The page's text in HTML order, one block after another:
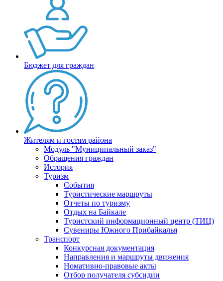
Бюджет для граждан
Жителям и гостям района
Модуль "Муниципальный заказ"
Обращения граждан
История
Туризм
События
Туристические маршруты
Отчеты по туризму
Отдых на Байкале
Туристский информационный центр (ТИЦ)
Сувениры Южного Прибайкалья
Транспорт
Конкурсная документация
Направления и маршруты движения
Номативно-правовые акты
Отбор получателя субсидии